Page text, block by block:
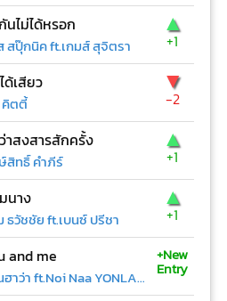
นไม่ได้หรอก
สปุ๊กนิค ft.เกมส์ สุจิตรา
▲
+1
ด้เสียว
ตตี้
▼
-2
าสงสารสักครั้ง
สิทธิ์ คำภีร์
▲
+1
นาง
ธวัชชัย ft.เบนซ์ ปรีชา
▲
+1
and me
แกนฮาว่า ft.Noi Naa YONLAPA
+New
Entry